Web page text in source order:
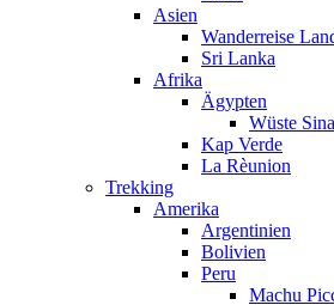
Asien
Wanderreise
Sri Lanka
Afrika
Ägypten
Wüste
Kap Verde
La Rèunion
Trekking
Amerika
Argentinien
Bolivien
Peru
Machu